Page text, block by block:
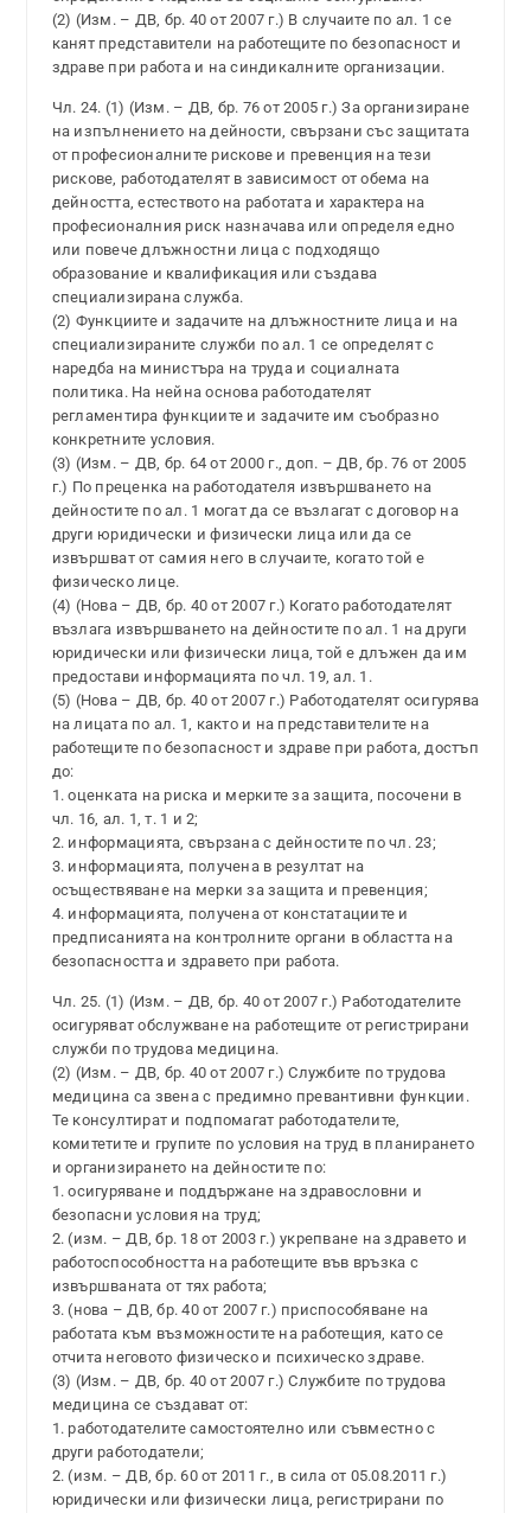
(2) (Изм. – ДВ, бр. 40 от 2007 г.) В случаите по ал. 1 се
канят представители на работещите по безопасност и
здраве при работа и на синдикалните организации.
Чл. 24. (1) (Изм. – ДВ, бр. 76 от 2005 г.) За организиране
на изпълнението на дейности, свързани със защитата
от професионалните рискове и превенция на тези
рискове, работодателят в зависимост от обема на
дейността, естеството на работата и характера на
професионалния риск назначава или определя едно
или повече длъжностни лица с подходящо
образование и квалификация или създава
специализирана служба.
(2) Функциите и задачите на длъжностните лица и на
специализираните служби по ал. 1 се определят с
наредба на министъра на труда и социалната
политика. На нейна основа работодателят
регламентира функциите и задачите им съобразно
конкретните условия.
(3) (Изм. – ДВ, бр. 64 от 2000 г., доп. – ДВ, бр. 76 от 2005
г.) По преценка на работодателя извършването на
дейностите по ал. 1 могат да се възлагат с договор на
други юридически и физически лица или да се
извършват от самия него в случаите, когато той е
физическо лице.
(4) (Нова – ДВ, бр. 40 от 2007 г.) Когато работодателят
възлага извършването на дейностите по ал. 1 на други
юридически или физически лица, той е длъжен да им
предостави информацията по чл. 19, ал. 1.
(5) (Нова – ДВ, бр. 40 от 2007 г.) Работодателят осигурява
на лицата по ал. 1, както и на представителите на
работещите по безопасност и здраве при работа, достъп
до:
1. оценката на риска и мерките за защита, посочени в
чл. 16, ал. 1, т. 1 и 2;
2. информацията, свързана с дейностите по чл. 23;
3. информацията, получена в резултат на
осъществяване на мерки за защита и превенция;
4. информацията, получена от констатациите и
предписанията на контролните органи в областта на
безопасността и здравето при работа.
Чл. 25. (1) (Изм. – ДВ, бр. 40 от 2007 г.) Работодателите
осигуряват обслужване на работещите от регистрирани
служби по трудова медицина.
(2) (Изм. – ДВ, бр. 40 от 2007 г.) Службите по трудова
медицина са звена с предимно превантивни функции.
Те консултират и подпомагат работодателите,
комитетите и групите по условия на труд в планирането
и организирането на дейностите по:
1. осигуряване и поддържане на здравословни и
безопасни условия на труд;
2. (изм. – ДВ, бр. 18 от 2003 г.) укрепване на здравето и
работоспособността на работещите във връзка с
извършваната от тях работа;
3. (нова – ДВ, бр. 40 от 2007 г.) приспособяване на
работата към възможностите на работещия, като се
отчита неговото физическо и психическо здраве.
(3) (Изм. – ДВ, бр. 40 от 2007 г.) Службите по трудова
медицина се създават от:
1. работодателите самостоятелно или съвместно с
други работодатели;
2. (изм. – ДВ, бр. 60 от 2011 г., в сила от 05.08.2011 г.)
юридически или физически лица, регистрирани по